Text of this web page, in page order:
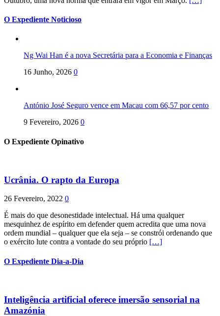
O Expediente Noticioso
Ng Wai Han é a nova Secretária para a Economia e Finanças
16 Junho, 2026 0
António José Seguro vence em Macau com 66,57 por cento
9 Fevereiro, 2026 0
O Expediente Opinativo
Ucrânia. O rapto da Europa
26 Fevereiro, 2022 0
É mais do que desonestidade intelectual. Há uma qualquer
mesquinhez de espírito em defender quem acredita que uma nova
ordem mundial – qualquer que ela seja – se constrói ordenando que
o exército lute contra a vontade do seu próprio […]
O Expediente Dia-a-Dia
Inteligência artificial oferece imersão sensorial na
Amazónia